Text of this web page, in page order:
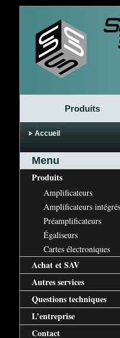
Produits
Accueil
Menu
Produits
Amplificateurs
Amplificateurs intégrés
Préamplificateurs
Égaliseurs
Cartes électroniques
Achat etSAV
Autres services
Questions techniques
L’entreprise
Contact